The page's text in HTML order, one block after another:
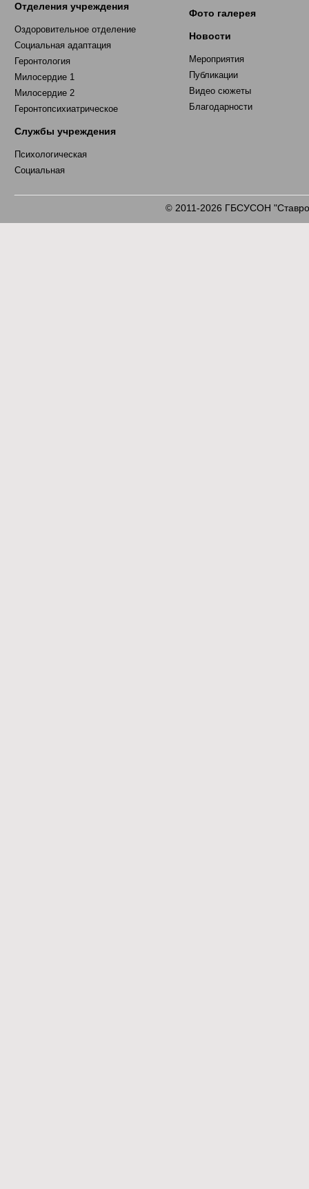
Отделения учреждения
Оздоровительное отделение
Социальная адаптация
Геронтология
Милосердие 1
Милосердие 2
Геронтопсихиатрическое
Службы учреждения
Психологическая
Социальная
Фото галерея
Новости
Мероприятия
Публикации
Видео сюжеты
Благодарности
©2011-2026 ГБСУСОН